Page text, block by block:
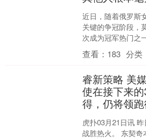
近日，随着俄罗斯
关键的争冠阶段，
次成为冠军热门之
斯排坛传奇接应纳
受专访时表示，本
查看： 183 分类
睿新策略 美
使在接下来
得，仍将领
虎扑03月21日讯
战胜热火。 东契奇